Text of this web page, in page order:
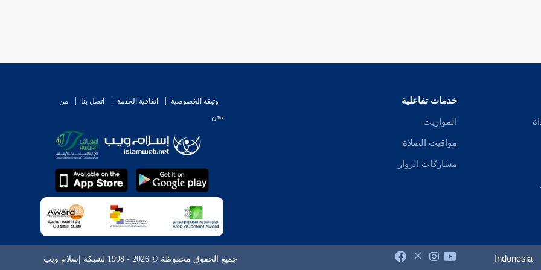
خدمات تفاعلية
المواريث
مواقيت الصلاة
مشاركات الزوار
وثيقة الخصوصية اتفاقية الخدمة اتصل بنا
من
نحن
Indonesia جميع الحقوق محفوظة © 2026 - 1998 لشبكة إسلام ويب